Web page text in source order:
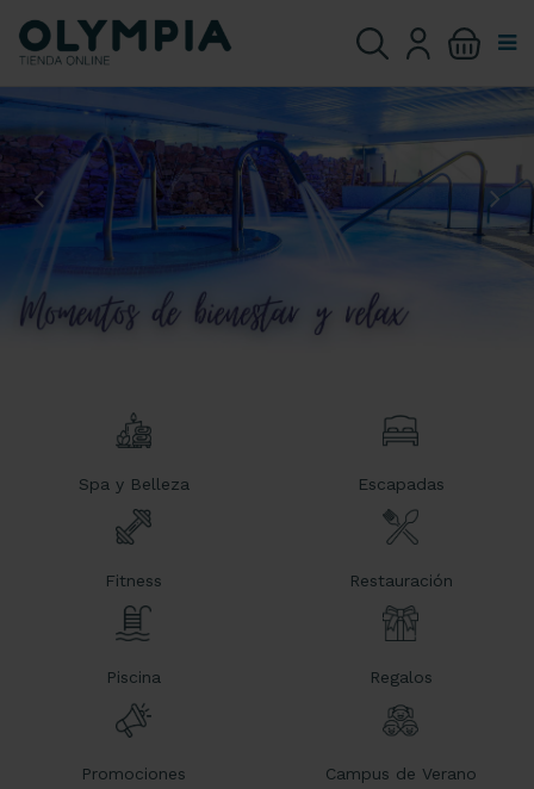
Spa y Belleza Escapadas
Fitness Restauración
Piscina Regalos
Promociones Campus de Verano